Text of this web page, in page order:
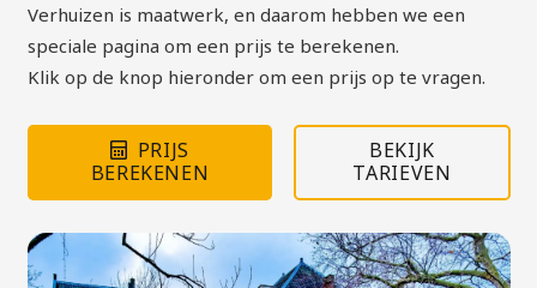
Verhuizen is maatwerk, en daarom hebben we een
speciale pagina om een prijs te berekenen.
Klik op de knop hieronder om een prijs op te vragen.
PRIJS
BEREKENEN
BEKIJK
TARIEVEN